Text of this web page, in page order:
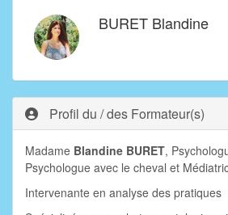
BURET Blandine
Profil du / des Formateur(s)
Madame Blandine BURET,
Psychologue avec le cheval et
Intervenante en analyse des pratiques